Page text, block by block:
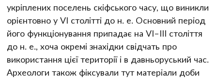
укріплених поселень скіфського часу, що виникли
орієнтовно у VI столітті до н. е. Основний період
його функціонування припадає на VI–III століття
до н. е., хоча окремі знахідки свідчать про
використання цієї території і в давньоруський час.
Археологи також фіксували тут матеріали доби